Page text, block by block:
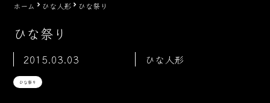
ホーム ひな人形 ひな祭り
ひな祭り
2015.03.03 ひな人形
ひな祭り